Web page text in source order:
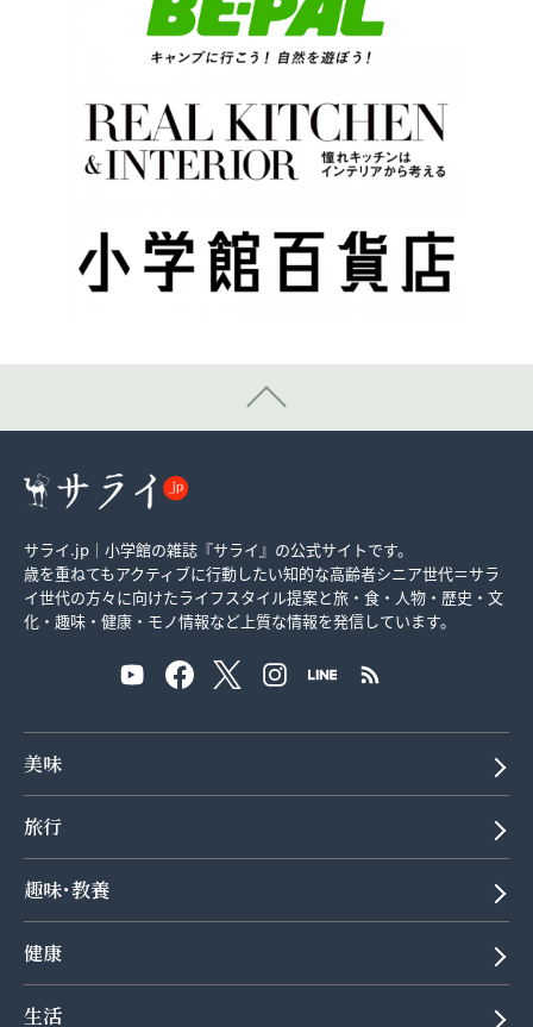
サライ.jp｜小学館の雑誌『サライ』の公式サイトです。
歳を重ねてもアクティブに行動したい知的な高齢者シニア世代＝サラ
イ世代の方々に向けたライフスタイル提案と旅・食・人物・歴史・文
化・趣味・健康・モノ情報など上質な情報を発信しています。
美味
旅行
趣味･教養
健康
生活